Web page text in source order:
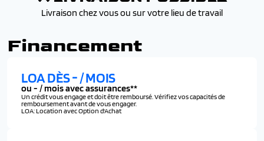
Livraison chez vous ou sur votre lieu de travail
Financement
LOA DÈS-/ MOIS
ou - / mois avec assurances**
Un crédit vous engage et doit être remboursé. Vérifiez vos capacités de
remboursement avant de vous engager.
LOA: Location avec Option d'Achat